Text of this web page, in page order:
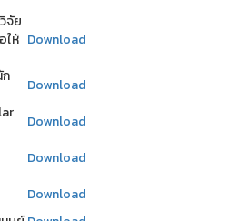
จัย
ให้ Download
Download
Download
Download
Download